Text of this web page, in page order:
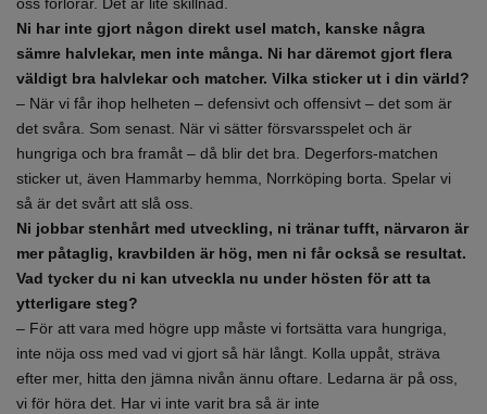
Ni har inte gjort någon direkt usel match, kanske några
sämre halvlekar, men inte många. Ni har däremot gjort flera
väldigt bra halvlekar och matcher. Vilka sticker ut i din värld?
– När vi får ihop helheten – defensivt och offensivt – det som är
det svåra. Som senast. När vi sätter försvarsspelet och är
hungriga och bra framåt – då blir det bra. Degerfors-matchen
sticker ut, även Hammarby hemma, Norrköping borta. Spelar vi
så är det svårt att slå oss.
Ni jobbar stenhårt med utveckling, ni tränar tufft, närvaron är
mer påtaglig, kravbilden är hög, men ni får också se resultat.
Vad tycker du ni kan utveckla nu under hösten för att ta
ytterligare steg?
– För att vara med högre upp måste vi fortsätta vara hungriga,
inte nöja oss med vad vi gjort så här långt. Kolla uppåt, sträva
efter mer, hitta den jämna nivån ännu oftare. Ledarna är på oss,
vi för höra det. Har vi inte varit bra så är inte